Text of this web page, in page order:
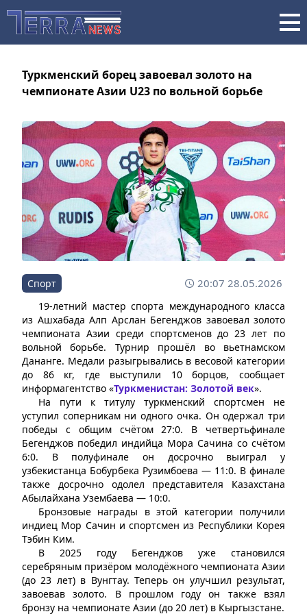
Туркменский борец завоевал золото на
чемпионате Азии U23 по вольной борьбе
Спорт 20:07 28.05.2026
19-летний мастер спорта международного класса
из Ашхабада Алп Арслан Бегенджов завоевал золото
чемпионата Азии среди спортсменов до 23 лет по
вольной борьбе. Турнир прошёл во вьетнамском
Дананге. Медали разыгрывались в весовой категории
до 86 кг, где выступили 10 борцов, сообщает
информагентство «Туркменистан: Золотой век».
На пути к титулу туркменский спортсмен не
уступил соперникам ни одного очка. Он одержал три
победы с общим счётом 27:0. В четвертьфинале
Бегенджов победил индийца Мора Сачина со счётом
6:0. В полуфинале он досрочно выиграл у
узбекистанца Бобурбека Рузимбоева — 11:0. В финале
также досрочно одолел представителя Казахстана
Абылайхана Узембаева — 10:0.
Бронзовые награды в этой категории получили
индиец Мор Сачин и спортсмен из Республики Корея
Тэбин Ким.
В 2025 году Бегенджов уже становился
серебряным призёром молодёжного чемпионата Азии
(до 23 лет) в Вунгтау. Теперь он улучшил результат,
завоевав золото. В прошлом году он также взял
бронзу на чемпионате Азии (до 20 лет) в Кыргызстане.